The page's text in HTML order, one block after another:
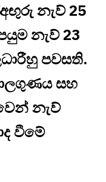
නැව් 25
නැව් 23
පවසති.
සහ
නැව්
වීමේ